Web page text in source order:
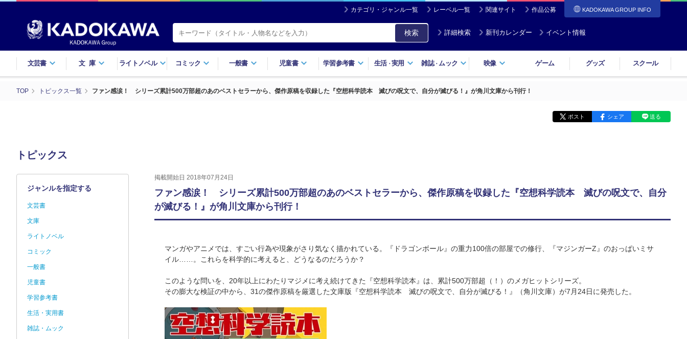
カテゴリ・ジャンル一覧 レーベル一覧 関連サイト 作品公募 KADOKAWA GROUP INFO
検索 詳細検索 新刊カレンダー イベント情報
文芸書 文庫 ライトノベル コミック 一般書 児童書 学習参考書 生活・実用 雑誌・ ムック 映像 ゲーム グッズ スクール
TOP トピックス一覧 ファン感涙！ シリーズ累計500万部超のあのベストセラーから、傑作原稿を収録した『空想科学読本 滅びの呪文で、自分が滅びる！』が角川文庫から刊行！
ポスト シェア 送る
トピックス
掲載開始日 2018年07月24日
ファン感涙！ シリーズ累計500万部超のあのベストセラーから、傑作原稿を収録した『空想科学読本 滅びの呪文で、自分
が滅びる！』が角川文庫から刊行！
マンガやアニメでは、すごい行為や現象がさり気なく描かれている。『ドラゴンボール』の重力100倍の部屋での修行、『マジンガーZ』のおっぱいミサ
イル……。これらを科学的に考えると、どうなるのだろうか？
このような問いを、20年以上にわたりマジメに考え続けてきた『空想科学読本』は、累計500万部超（！）のメガヒットシリーズ。
その膨大な検証の中から、31の傑作原稿を厳選した文庫版『空想科学読本 滅びの呪文で、自分が滅びる！』（角川文庫）が7月24日に発売した。
ジャンルを指定する
文芸書
文庫
ライトノベル
コミック
一般書
児童書
学習参考書
生活・実用書
雑誌・ムック